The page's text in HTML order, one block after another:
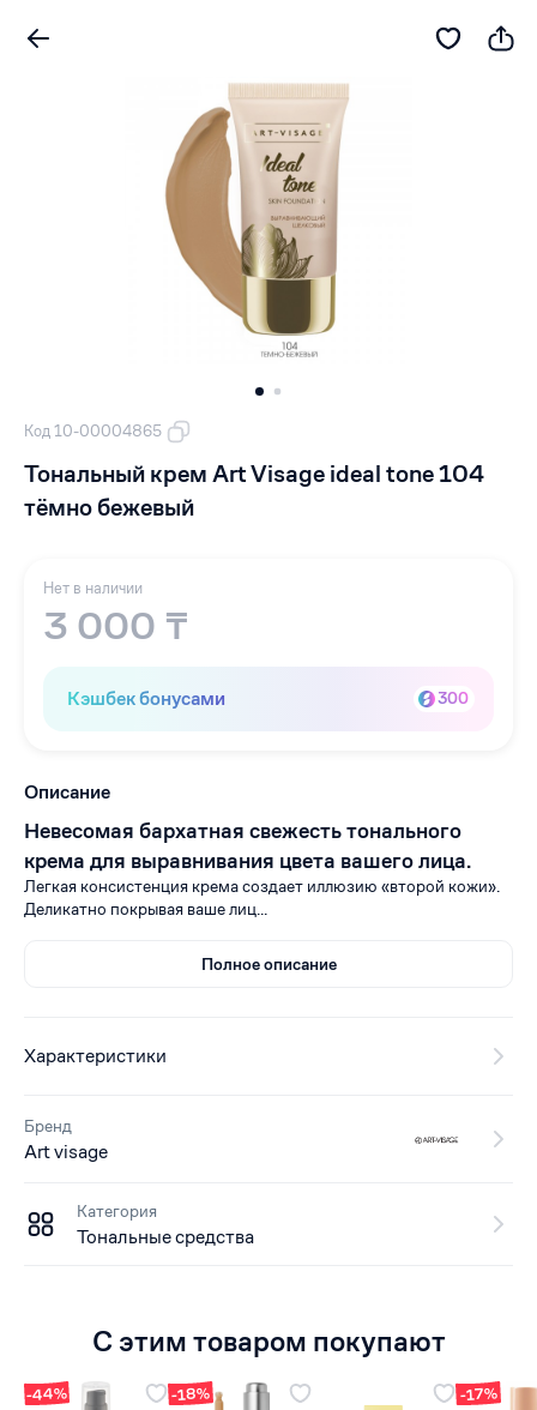
Код 10-00004865
Тональный крем Art Visage ideal tone 104
тёмно бежевый
Нет в наличии
3 000 ₸
Кэшбек бонусами 300
Описание
Невесомая бархатная свежесть тонального
крема для выравнивания цвета вашего лица.
Легкая консистенция крема создает иллюзию «второй кожи».
Деликатно покрывая ваше лиц...
Полное описание
Характеристики
Бренд
Art visage
Категория
Тональные средства
С этим товаром покупают
-44% -18% -17%